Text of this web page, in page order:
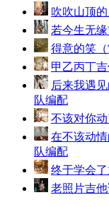
吹吹山顶
若今生无
得意的笑
甲乙丙丁
后来我遇
队编配
不该对你
在不该动
队编配
终于学会
老照片吉